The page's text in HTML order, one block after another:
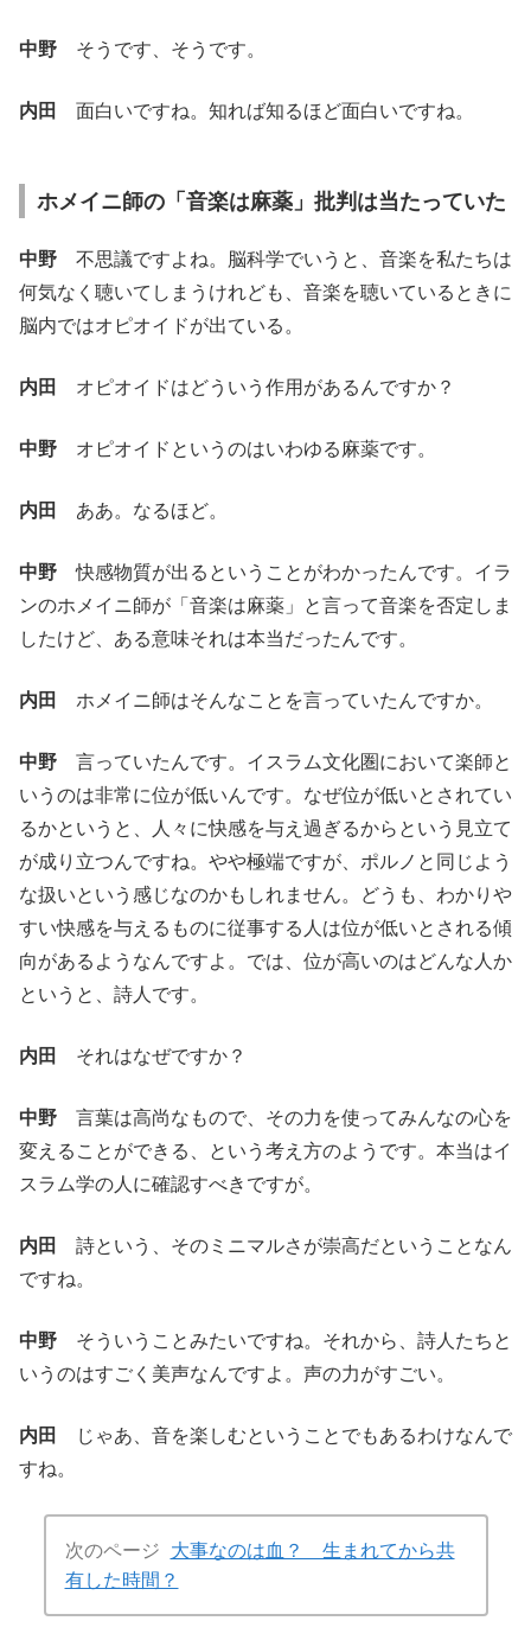
中野 そうです、そうです。
内田 面白いですね。知れば知るほど面白いですね。
ホメイニ師の「音楽は麻薬」批判は当たっていた
中野 不思議ですよね。脳科学でいうと、音楽を私たちは
何気なく聴いてしまうけれども、音楽を聴いているときに
脳内ではオピオイドが出ている。
内田 オピオイドはどういう作用があるんですか？
中野 オピオイドというのはいわゆる麻薬です。
内田 ああ。なるほど。
中野 快感物質が出るということがわかったんです。イラ
ンのホメイニ師が「音楽は麻薬」と言って音楽を否定しま
したけど、ある意味それは本当だったんです。
内田 ホメイニ師はそんなことを言っていたんですか。
中野 言っていたんです。イスラム文化圏において楽師と
いうのは非常に位が低いんです。なぜ位が低いとされてい
るかというと、人々に快感を与え過ぎるからという見立て
が成り立つんですね。やや極端ですが、ポルノと同じよう
な扱いという感じなのかもしれません。どうも、わかりや
すい快感を与えるものに従事する人は位が低いとされる傾
向があるようなんですよ。では、位が高いのはどんな人か
というと、詩人です。
内田 それはなぜですか？
中野 言葉は高尚なもので、その力を使ってみんなの心を
変えることができる、という考え方のようです。本当はイ
スラム学の人に確認すべきですが。
内田
詩という、そのミニマルさが崇高だということなん
ですね。
中野 そういうことみたいですね。それから、詩人たちと
いうのはすごく美声なんですよ。声の力がすごい。
内田
じゃあ、音を楽しむということでもあるわけなんで
すね。
次のページ
大事なのは血？ 生まれてから共
有した時間？